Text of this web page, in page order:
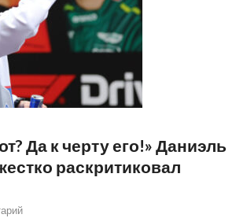
Да к черту его!» Даниэль
раскритиковал